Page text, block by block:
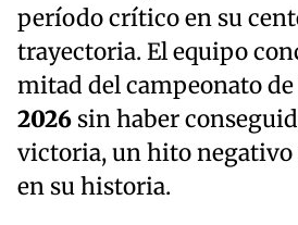
período crítico en su
trayectoria. El equipo
mitad del campeonato de
2026 sin haber
victoria, un hito negativo
en su historia.